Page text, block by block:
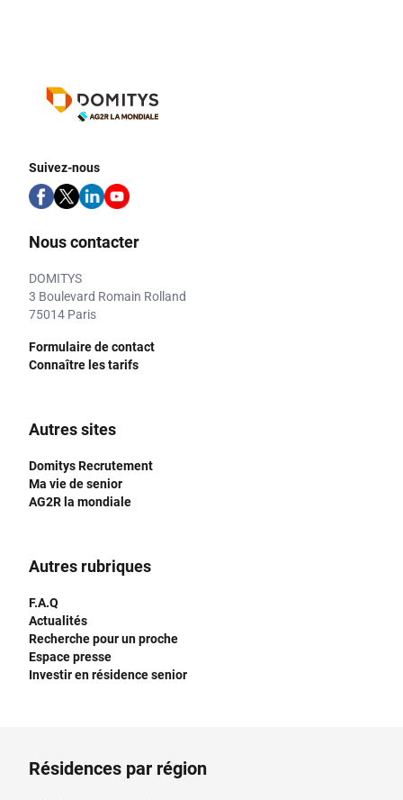
Suivez-nous
Nous contacter
DOMITYS
3 Boulevard Romain Rolland
75014 Paris
Formulaire de contact
Connaître les tarifs
Autres sites
Domitys Recrutement
Ma vie de senior
AG2R la mondiale
Autres rubriques
F.A.Q
Actualités
Recherche pour un proche
Espace presse
Investir en résidence senior
Résidences par région